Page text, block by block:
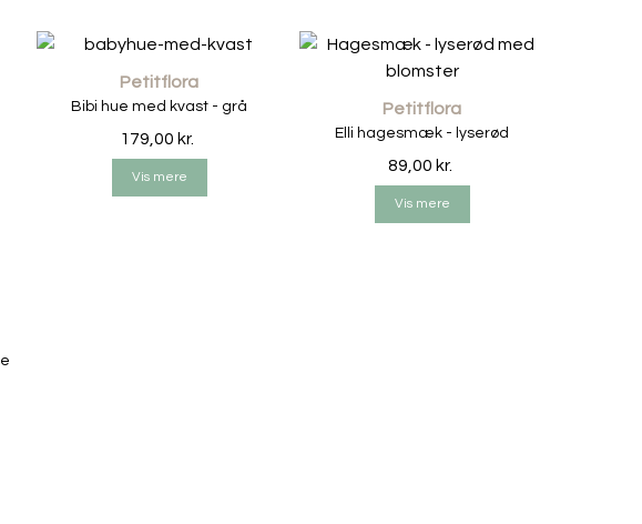
Petitflora
Bibi hue med kvast - grå
179,00 kr.
Vis mere
Petitflora
Elli hagesmæk - lyserød
89,00 kr.
Vis mere